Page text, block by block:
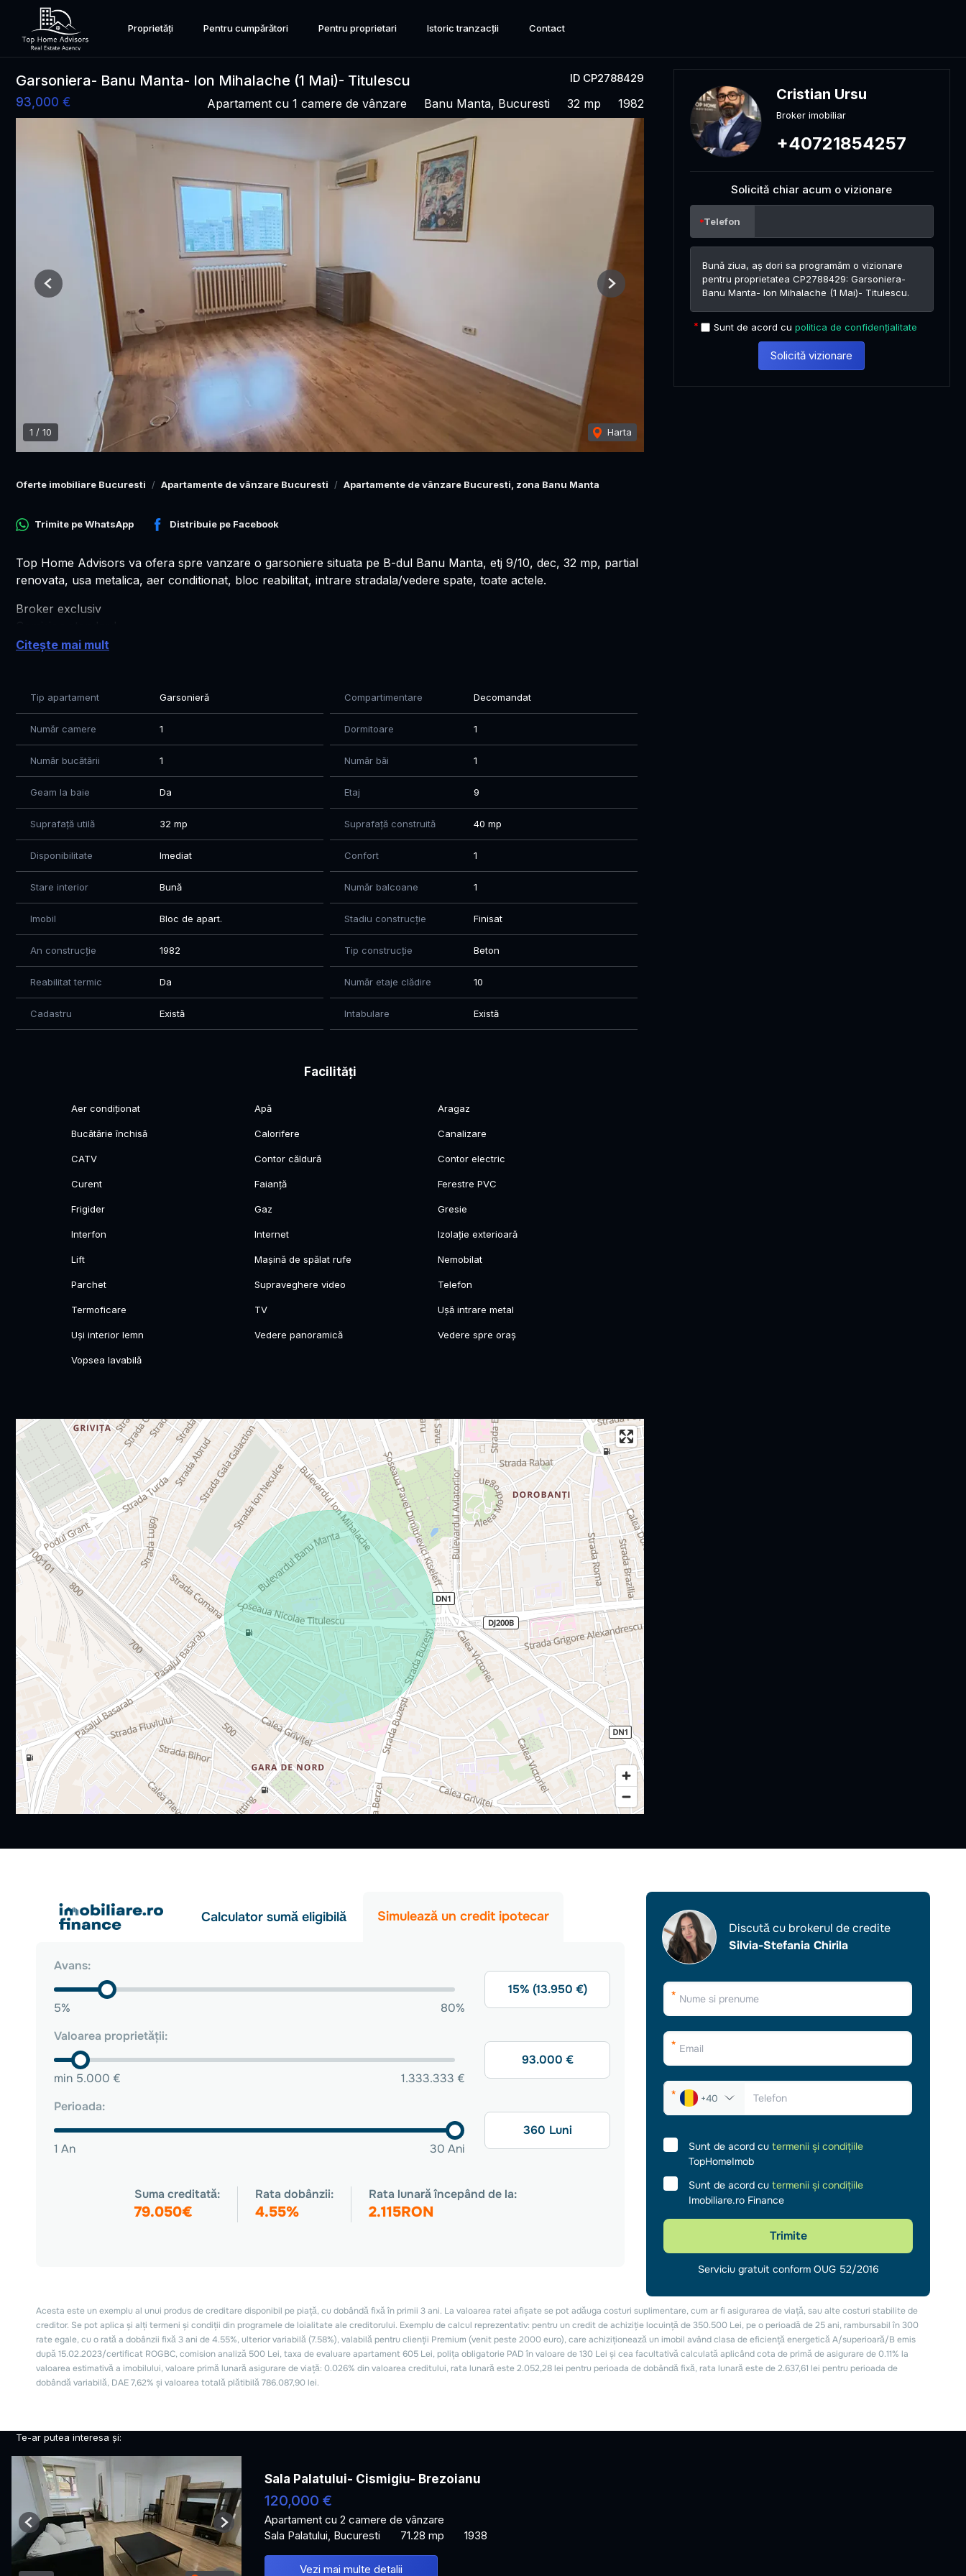
Proprietăți Pentru cumpărători Pentru proprietari Istoric tranzacții Contact
ID CP2788429
Garsoniera- Banu Manta- Ion Mihalache (1 Mai)- Titulescu
93,000 € Apartament cu 1 camere de vânzare Banu Manta, Bucuresti 32 mp 1982
1 / 10 Harta
Previous Next
Oferte imobiliare Bucuresti Apartamente de vânzare Bucuresti Apartamente de vânzare Bucuresti, zona Banu Manta
Trimite peWhatsApp Distribuie pe Facebook
Top Home Advisors va ofera spre vanzare o garsoniere situata pe B-dul Banu Manta, etj 9/10, dec, 32 mp, partial
renovata, usa metalica, aer conditionat, bloc reabilitat, intrare stradala/vedere spate, toate actele.
Broker exclusiv
Comision standard
Pentru mai multe detalii va asteptam sa ne contactati telefonic.
Citește mai mult
Tip apartament Garsonieră Compartimentare Decomandat
Număr camere 1 Dormitoare 1
Număr bucătării 1 Număr băi 1
Geam la baie Da Etaj 9
Suprafață utilă 32 mp Suprafață construită 40 mp
Disponibilitate Imediat Confort 1
Stare interior Bună Număr balcoane 1
Imobil Bloc de apart. Stadiu construcție Finisat
An construcție 1982 Tip construcție Beton
Reabilitat termic Da Număr etaje clădire 10
Cadastru Există Intabulare Există
Facilități
Aer condiționat Apă Aragaz
Bucătărie închisă Calorifere Canalizare
CATV Contor căldură Contor electric
Curent Faianță Ferestre PVC
Frigider Gaz Gresie
Interfon Internet Izolație exterioară
Lift Mașină de spălat rufe Nemobilat
Parchet Supraveghere video Telefon
Termoficare TV Ușă intrare metal
Uși interior lemn Vedere panoramică Vedere spre oraș
Vopsea lavabilă
Cristian Ursu
Broker imobiliar
+40721854257
Solicită chiar acum o vizionare
Telefon
Sunt de acord cu politica de confidențialitate
Solicită vizionare
Te-ar putea interesa și:
Previous Next
Sala Palatului- Cismigiu- Brezoianu
120,000 €
Apartament cu 2 camere de vânzare
Sala Palatului, Bucuresti
71.28 mp 1938
Vezi mai multe detalii